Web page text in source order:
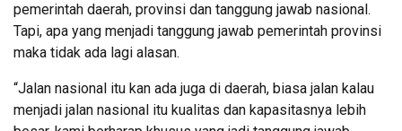
pemerintah daerah, provinsi dan tanggung jawab nasional.
Tapi, apa yang menjadi tanggung jawab pemerintah provinsi
maka tidak ada lagi alasan.
“Jalan nasional itu kan ada juga di daerah, biasa jalan kalau
menjadi jalan nasional itu kualitas dan kapasitasnya lebih